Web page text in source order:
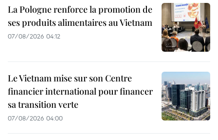
La Pologne renforce la promotion de
ses produits alimentaires au Vietnam
07/08/2026 04:12
Le Vietnam mise sur son Centre
financier international pour financer
sa transition verte
07/08/2026 04:00